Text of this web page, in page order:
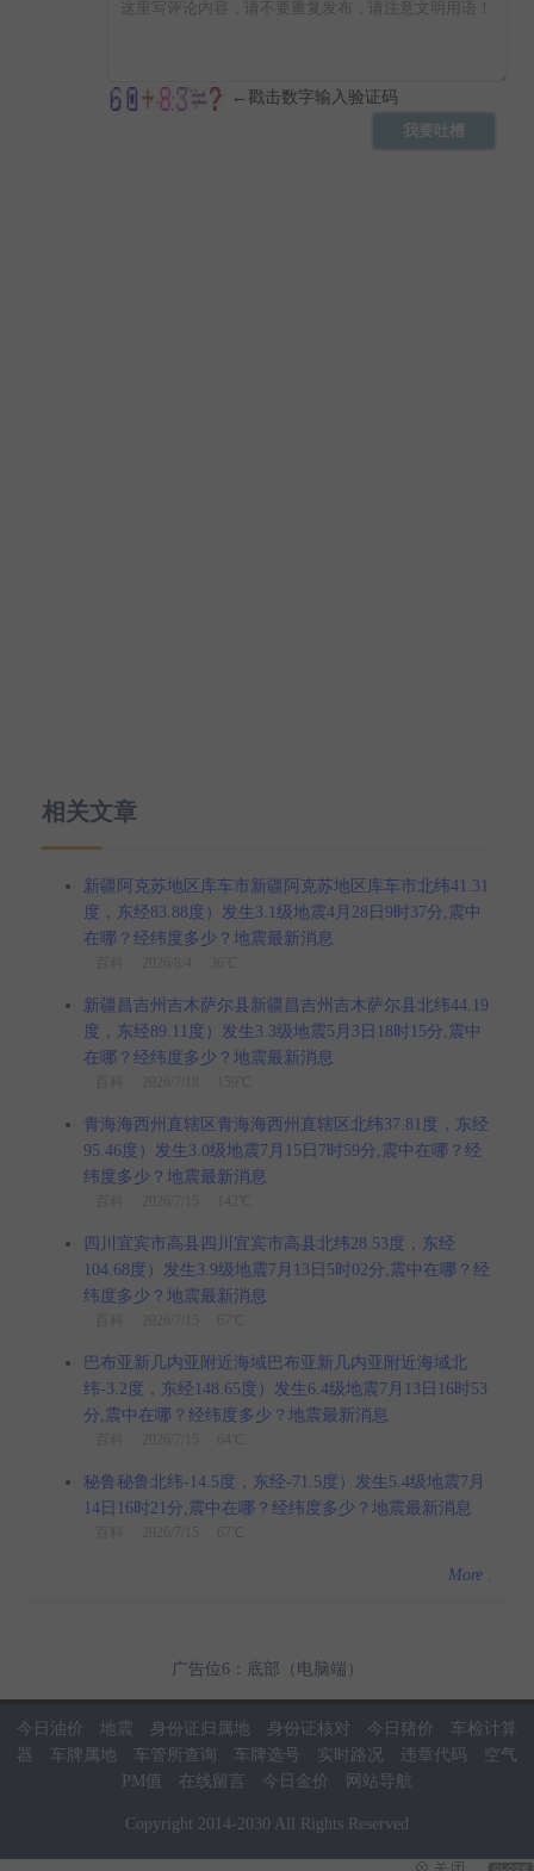
相关文章
新疆阿克苏地区库车市新疆阿克苏地区库车市北纬41.31
度，东经83.88度）发生3.1级地震4月28日9时37分,震中
在哪？经纬度多少？地震最新消息
新疆昌吉州吉木萨尔县新疆昌吉州吉木萨尔县北纬44.19
度，东经89.11度）发生3.3级地震5月3日18时15分,震中
在哪？经纬度多少？地震最新消息
青海海西州直辖区青海海西州直辖区北纬37.81度，东经
95.46度）发生3.0级地震7月15日7时59分,震中在哪？经
纬度多少？地震最新消息
四川宜宾市高县四川宜宾市高县北纬28.53度，东经
104.68度）发生3.9级地震7月13日5时02分,震中在哪？经
纬度多少？地震最新消息
巴布亚新几内亚附近海域巴布亚新几内亚附近海域北
纬-3.2度，东经148.65度）发生6.4级地震7月13日16时53
分,震中在哪？经纬度多少？地震最新消息
秘鲁秘鲁北纬-14.5度，东经-71.5度）发生5.4级地震7月
14日16时21分,震中在哪？经纬度多少？地震最新消息
More
广告位6：底部（电脑端）
今日油价 地震 身份证归属地 身份证核对 今日猪价
车检计算
器
车牌属地 车管所查询 车牌选号 实时路况 违章代码
空气
PM值
在线留言 今日金价 网站导航
Copyright 2014-2030 All Rights Reserved